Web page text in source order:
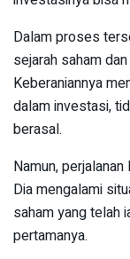
Dalam proses
sejarah saham
Keberaniannya
dalam investasi,
berasal.
Namun,
Dia mengalami
saham yang telah
pertamanya.